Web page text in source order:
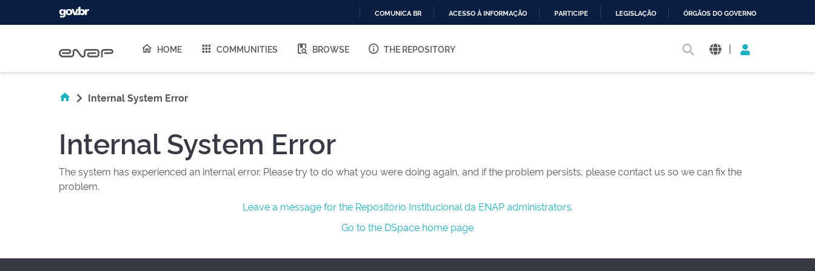
O
COMUNICA BR ACESSO À INFORMAÇÃO PARTICIPE LEGISLAÇÃO ÓRGÃOS DO GOVERNO
HOME COMMUNITIES BROWSE THE REPOSITORY |
Internal System Error
Internal System Error
The system has experienced an internal error. Please try to do what you were doing again, and if the problem persists, please contact us so we can fix the
problem.
Leave a message for the Repositório Institucional da ENAP administrators.
Go to the DSpace home page